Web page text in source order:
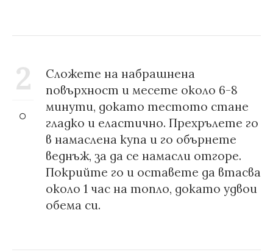
2
Сложете на набрашнена
повърхност и месете около 6-8
минути, докато тестото стане
гладко и еластично. Прехрълете го
в намаслена купа и го обърнете
веднъж, за да се намасли отгоре.
Покрийте го и оставете да втасва
около 1 час на топло, докато удвои
обема си.